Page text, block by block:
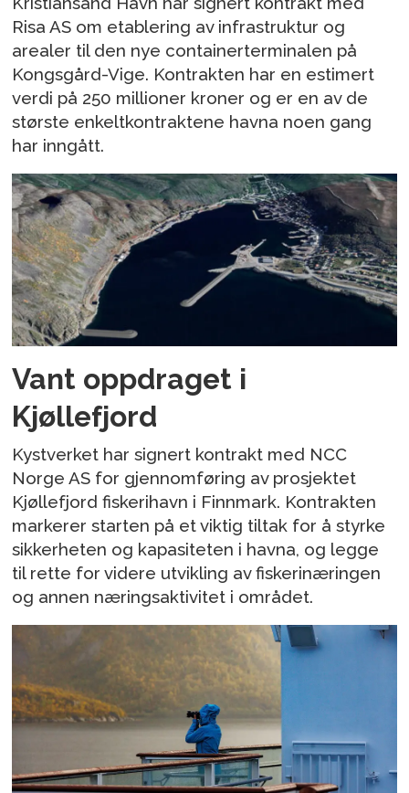
Risa AS om etablering av infrastruktur og
arealer til den nye containerterminalen på
Kongsgård-Vige. Kontrakten har en estimert
verdi på 250 millioner kroner og er en av de
største enkeltkontraktene havna noen gang
har inngått.
Vant oppdraget i
Kjøllefjord
Kystverket har signert kontrakt med NCC
Norge AS for gjennomføring av prosjektet
Kjøllefjord fiskerihavn i Finnmark. Kontrakten
markerer starten på et viktig tiltak for å styrke
sikkerheten og kapasiteten i havna, og legge
til rette for videre utvikling av fiskerinæringen
og annen næringsaktivitet i området.